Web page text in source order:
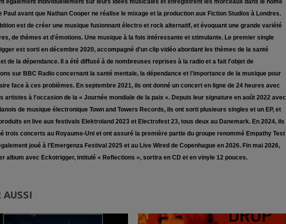
également individuellement sur leurs idées musicales et enregistrent les morceaux dans le home
Paul avant que Nathan Cooper ne réalise le mixage et la production aux Fiction Studios à Londres.
est de créer une musique fusionnant électro et rock alternatif, et évoquant une grande variété
de thèmes et d'émotions. Une musique à la fois intéressante et stimulante. Le premier single
est sorti en décembre 2020, accompagné d'un clip vidéo abordant les thèmes de la santé
de la dépendance. Il a été diffusé à de nombreuses reprises à la radio et a fait l'objet de
sur BBC Radio concernant la santé mentale, la dépendance et l'importance de la musique pour
face à ces problèmes. En septembre 2021, ils ont donné un concert en ligne de 24 heures avec
artistes à l'occasion de la « Journée mondiale de la paix ». Depuis leur signature en août 2022 avec
de musique électronique Town and Towers Records, ils ont sorti plusieurs singles et un EP, et
en live aux festivals Elektroland 2023 et Electrofest 23, tous deux au Danemark. En 2024, ils
trois concerts au Royaume-Uni et ont assuré la première partie du groupe renommé Empathy Test
joué à l'Emergenza Festival 2025 et au Live Wired de Copenhague en 2026. Fin mai 2026,
album avec Eckotrigger, intitulé « Reflections », sortira en CD et en vinyle 12 pouces.